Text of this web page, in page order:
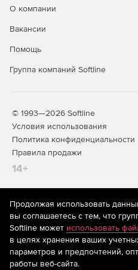
О компании
Вакансии
Помощь
Группа компаний Softline
© 1993—2026 Softline
Условия использования
Политика конфиденциальности
Правила продажи
14+
На информационном ресурсе
рекомендательные технологии
предоставления информации на
систематизации и анализа
предпочтениям пользователей
находящихся на территории
Продолжая использовать
вы соглашаетесь с тем, что
Softline может использовать
в целях хранения ваших
параметров и предпочтений,
работы веб-сайта.